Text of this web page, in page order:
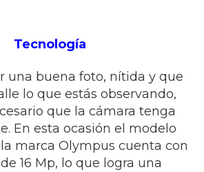
Tecnología
una buena foto, nítida y que
lo que estás observando,
que la cámara tenga
En esta ocasión el modelo
marca Olympus cuenta con
16 Mp, lo que logra una